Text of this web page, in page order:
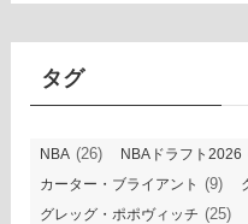
カ
イ
タグ
NBA (26) NBAドラフト2026
カーター・ブライアント (9)
グレッグ・ポポヴィッチ (25)